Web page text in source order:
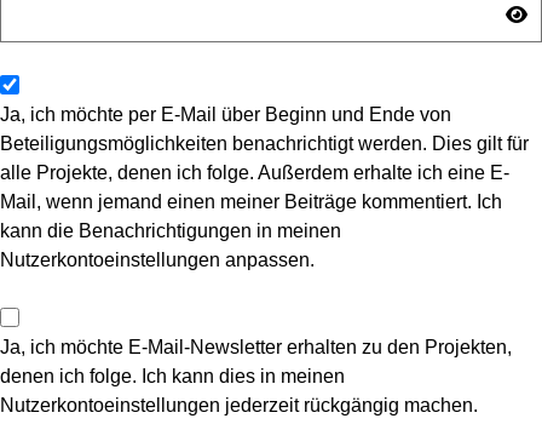
Ja, ich möchte per E-Mail über Beginn und Ende von
Beteiligungsmöglichkeiten benachrichtigt werden. Dies gilt für
alle Projekte, denen ich folge. Außerdem erhalte ich eine E-
Mail, wenn jemand einen meiner Beiträge kommentiert. Ich
kann die Benachrichtigungen in meinen
Nutzerkontoeinstellungen anpassen.
Ja, ich möchte E-Mail-Newsletter erhalten zu den Projekten,
denen ich folge. Ich kann dies in meinen
Nutzerkontoeinstellungen jederzeit rückgängig machen.